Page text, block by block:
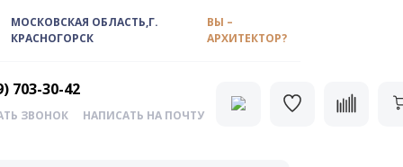
МОСКОВСКАЯ ОБЛАСТЬ,Г.
КРАСНОГОРСК
ВЫ –
АРХИТЕКТОР?
703-30-42
ЗВОНОК НАПИСАТЬ НА ПОЧТУ